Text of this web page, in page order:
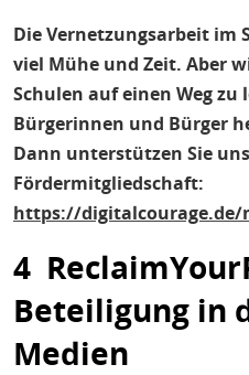
Die Vernetzungsarbeit im
viel Mühe und Zeit. Aber
Schulen auf einen Weg
Bürgerinnen und Bürger
Dann unterstützen Sie
Fördermitgliedschaft:
https://digitalcourage.de/
4
Beteiligung in
Medien